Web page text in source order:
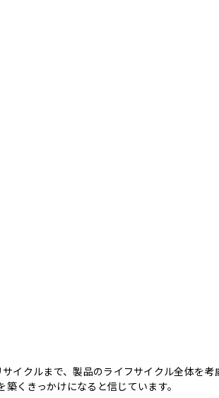
イクルまで、製品のライフサイクル全体を
くきっかけになると信じています。